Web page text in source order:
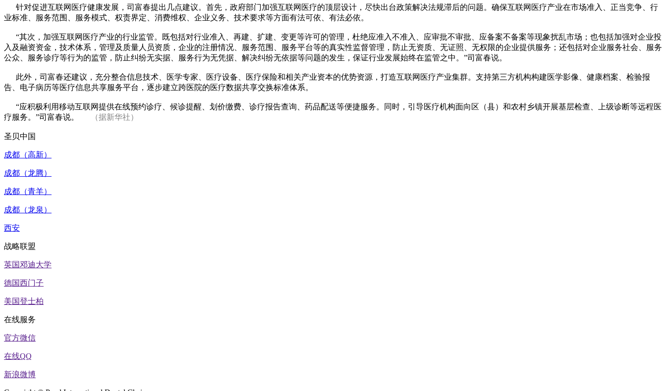
针对促进互联网医疗健康发展，司富春提出几点建议。首先，政府部门加强互联网医疗的顶层设计，尽快出台政策解决法规滞后的问题。确保互联网医疗产业在市场准入、正当竞争、行
业标准、服务范围、服务模式、权责界定、消费维权、企业义务、技术要求等方面有法可依、有法必依。
“其次，加强互联网医疗产业的行业监管。既包括对行业准入、再建、扩建、变更等许可的管理，杜绝应准入不准入、应审批不审批、应备案不备案等现象扰乱市场；也包括加强对企业投
入及融资资金，技术体系，管理及质量人员资质，企业的注册情况、服务范围、服务平台等的真实性监督管理，防止无资质、无证照、无权限的企业提供服务；还包括对企业服务社会、服务
公众、服务诊疗等行为的监管，防止纠纷无实据、服务行为无凭据、解决纠纷无依据等问题的发生，保证行业发展始终在监管之中。”司富春说。
此外，司富春还建议，充分整合信息技术、医学专家、医疗设备、医疗保险和相关产业资本的优势资源，打造互联网医疗产业集群。支持第三方机构构建医学影像、健康档案、检验报
告、电子病历等医疗信息共享服务平台，逐步建立跨医院的医疗数据共享交换标准体系。
“应积极利用移动互联网提供在线预约诊疗、候诊提醒、划价缴费、诊疗报告查询、药品配送等便捷服务。同时，引导医疗机构面向区（县）和农村乡镇开展基层检查、上级诊断等远程医
疗服务。”司富春说。
（据新华社）
圣贝中国
成都（高新）
成都（龙腾）
成都（青羊）
成都（龙泉）
西安
战略联盟
英国邓迪大学
德国西门子
美国登士柏
在线服务
官方微信
在线QQ
新浪微博